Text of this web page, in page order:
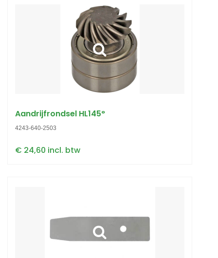
Aandrijfrondsel HL145°
4243-640-2503
€ 24,60 incl. btw